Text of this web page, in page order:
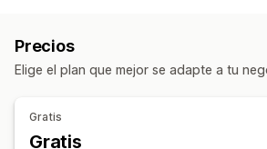
Personalización
Fondo del video
Widget de videos
Precios
Elige el plan que mejor se adapte a tu
Gratis
Gratis